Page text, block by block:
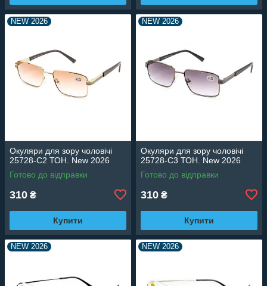
NEW 2026
Окуляри для зору чоловічі
25728-C2 ТОН. New 2026
Готово до відправки
310 ₴
Купити
NEW 2026
Окуляри для зору чоловічі
25728-C3 ТОН. New 2026
Готово до відправки
310 ₴
Купити
NEW 2026 NEW 2026